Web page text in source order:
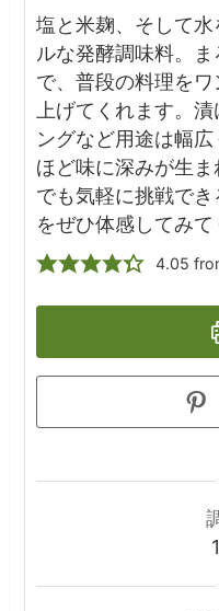
塩と米麹、そして
ルな発酵調味料。
で、普段の料理を
上げてくれます。
ングなど用途は幅
ほど味に深みが生
でも気軽に挑戦で
をぜひ体感してみて
4.05